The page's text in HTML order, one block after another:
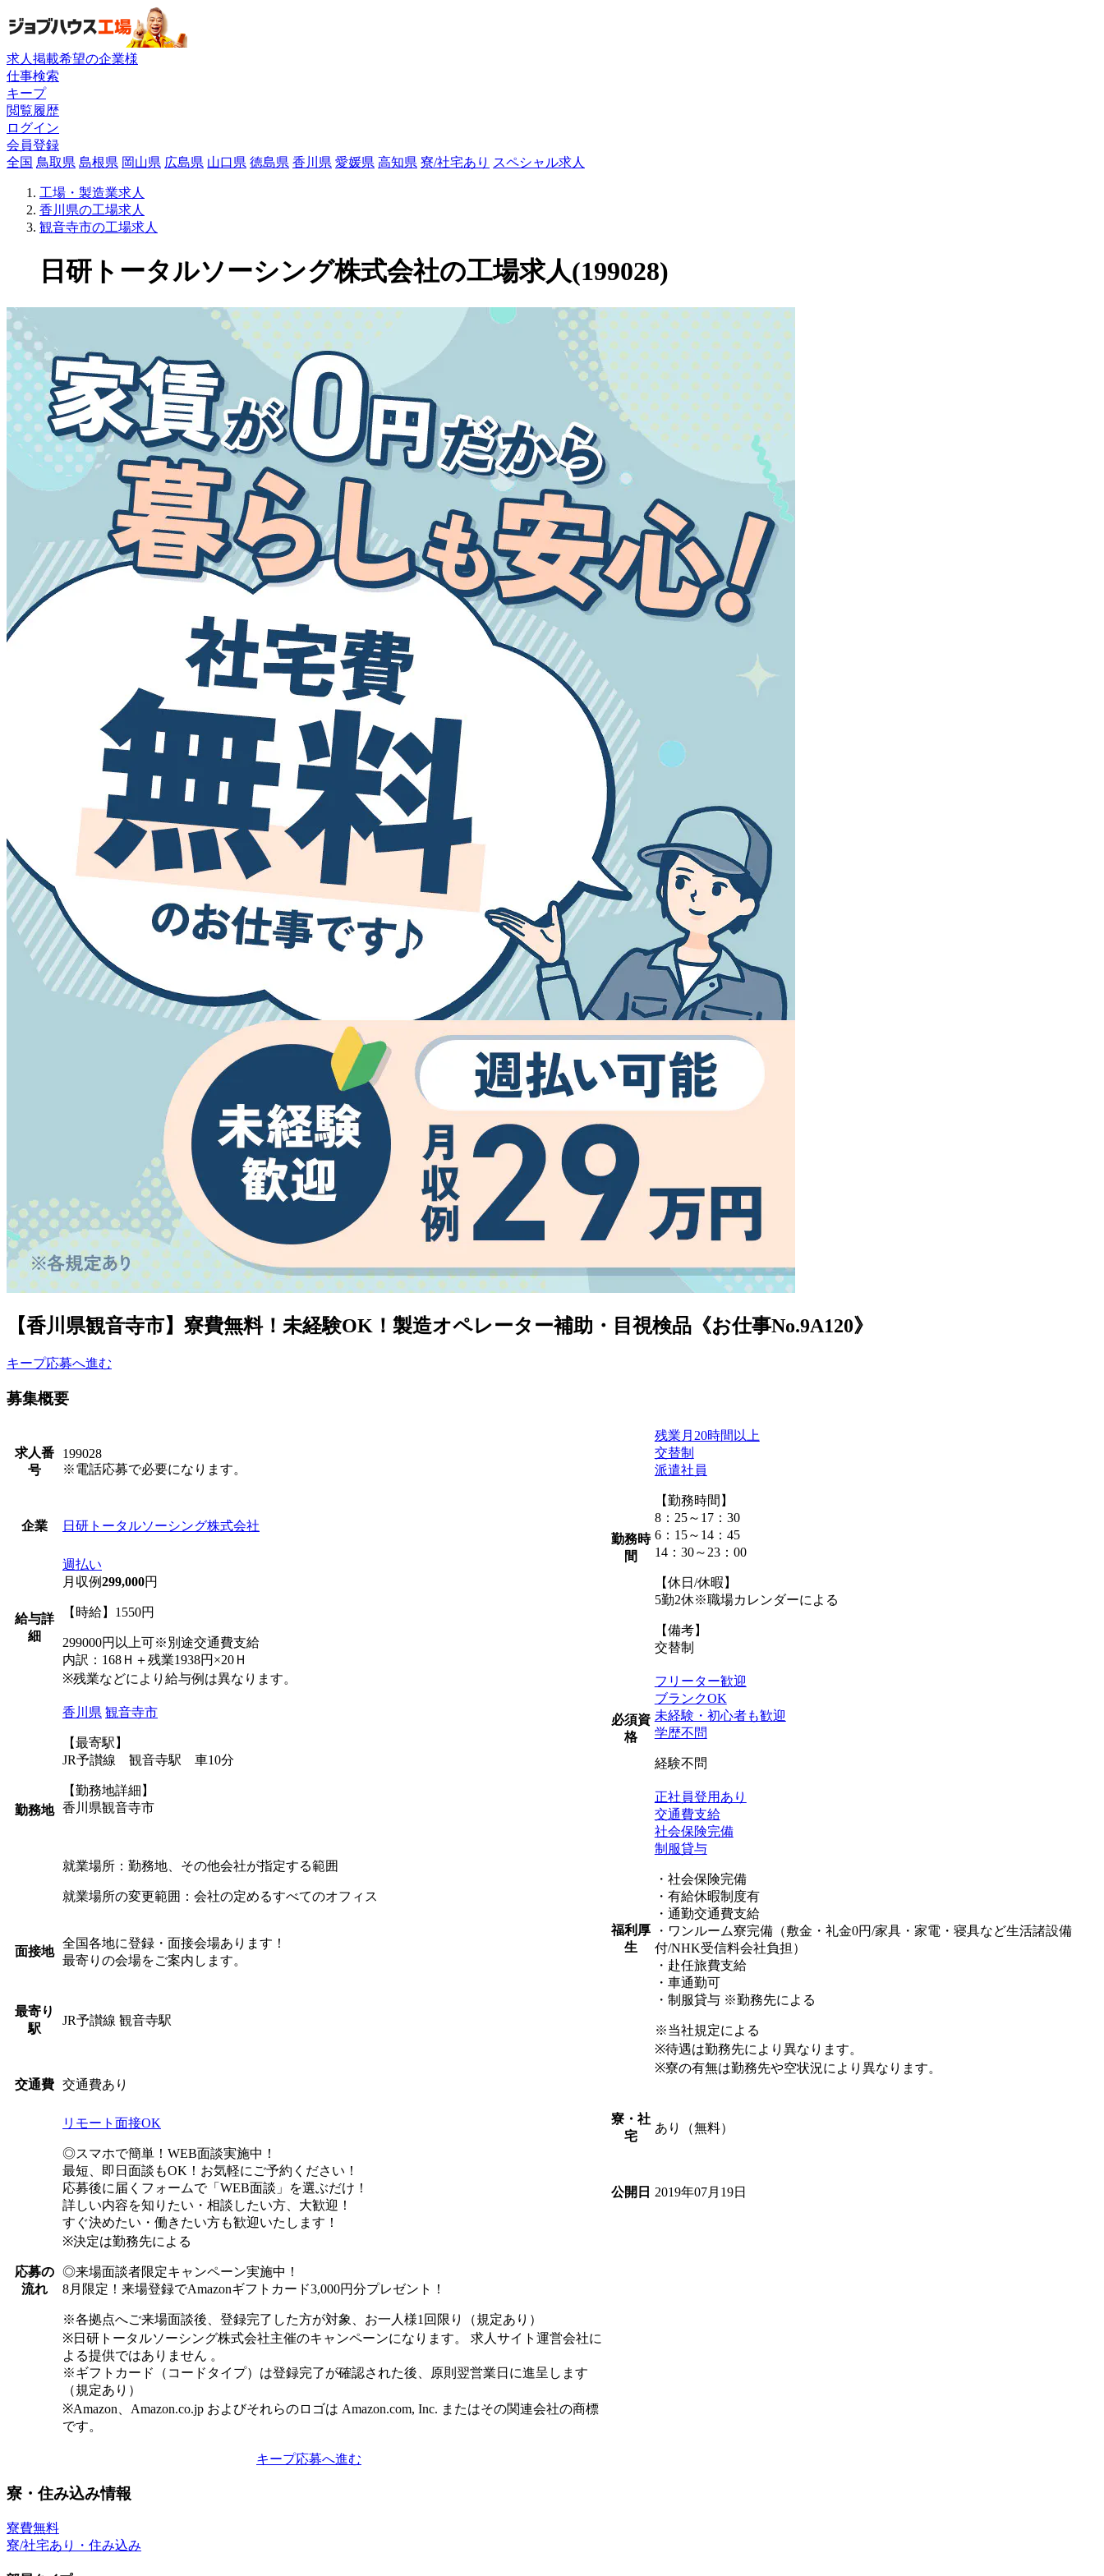
求人掲載希望の企業様
仕事検索
キープ
閲覧履歴
ログイン
会員登録
全国 鳥取県 島根県 岡山県 広島県 山口県 徳島県 香川県 愛媛県 高知県 寮/社宅あり スペシャル求人
工場・製造業求人
香川県の工場求人
観音寺市の工場求人
日研トータルソーシング株式会社の工場求人(199028)
【香川県観音寺市】寮費無料！未経験OK！製造オペレーター補助・目視検品《お仕事No.9A120》
キープ応募へ進む
募集概要
求人番
号
199028
※電話応募で必要になります。
企業 日研トータルソーシング株式会社
給与詳
細
週払い
月収例299,000円
【時給】1550円
299000円以上可※別途交通費支給
内訳：168Ｈ＋残業1938円×20Ｈ
※残業などにより給与例は異なります。
勤務地
香川県 観音寺市
【最寄駅】
JR予讃線 観音寺駅 車10分
【勤務地詳細】
香川県観音寺市
就業場所：勤務地、その他会社が指定する範囲
就業場所の変更範囲：会社の定めるすべてのオフィス
面接地
全国各地に登録・面接会場あります！
最寄りの会場をご案内します。
最寄り
駅
JR予讃線 観音寺駅
交通費 交通費あり
応募の
流れ
リモート面接OK
◎スマホで簡単！WEB面談実施中！
最短、即日面談もOK！お気軽にご予約ください！
応募後に届くフォームで「WEB面談」を選ぶだけ！
詳しい内容を知りたい・相談したい方、大歓迎！
すぐ決めたい・働きたい方も歓迎いたします！
※決定は勤務先による
◎来場面談者限定キャンペーン実施中！
8月限定！来場登録でAmazonギフトカード3,000円分プレゼント！
※各拠点へご来場面談後、登録完了した方が対象、お一人様1回限り（規定あり）
※日研トータルソーシング株式会社主催のキャンペーンになります。 求人サイト運営会社に
よる提供ではありません 。
※ギフトカード（コードタイプ）は登録完了が確認された後、原則翌営業日に進呈します
（規定あり）
※Amazon、Amazon.co.jp およびそれらのロゴは Amazon.com, Inc. またはその関連会社の商標
です。
勤務時
間
残業月20時間以上
交替制
派遣社員
【勤務時間】
8：25～17：30
6：15～14：45
14：30～23：00
【休日/休暇】
5勤2休※職場カレンダーによる
【備考】
交替制
必須資
格
フリーター歓迎
ブランクOK
未経験・初心者も歓迎
学歴不問
経験不問
福利厚
生
正社員登用あり
交通費支給
社会保険完備
制服貸与
・社会保険完備
・有給休暇制度有
・通勤交通費支給
・ワンルーム寮完備（敷金・礼金0円/家具・家電・寝具など生活諸設備
付/NHK受信料会社負担）
・赴任旅費支給
・車通勤可
・制服貸与 ※勤務先による
※当社規定による
※待遇は勤務先により異なります。
※寮の有無は勤務先や空状況により異なります。
寮・社
宅
あり（無料）
公開日 2019年07月19日
キープ応募へ進む
寮・住み込み情報
寮費無料
寮/社宅あり・住み込み